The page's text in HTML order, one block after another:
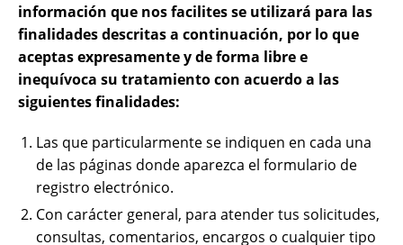
información que nos facilites se utilizará para las
finalidades descritas a continuación, por lo que
aceptas expresamente y de forma libre e
inequívoca su tratamiento con acuerdo a las
siguientes finalidades:
Las que particularmente se indiquen en cada una
de las páginas donde aparezca el formulario de
registro electrónico.
Con carácter general, para atender tus solicitudes,
consultas, comentarios, encargos o cualquier tipo